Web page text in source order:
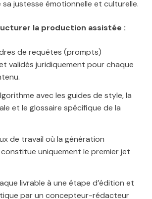
sa justesse émotionnelle et culturelle.
la production assistée :
de requêtes (prompts)
validés juridiquement pour chaque
avec les guides de style, la
et le glossaire spécifique de la
de travail où la génération
uniquement le premier jet
livrable à une étape d’édition et
par un concepteur-rédacteur